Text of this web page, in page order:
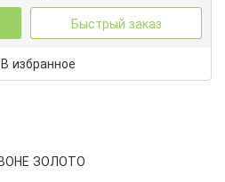
Быстрый заказ
В избранное
ЗОЛОТО